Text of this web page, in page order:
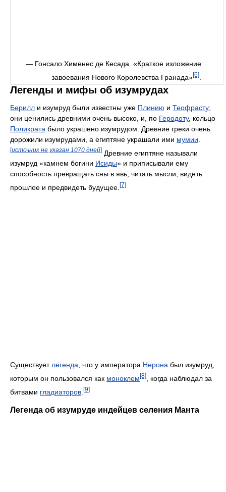
— Гонсало Хименес де Кесада. «Краткое изложение
завоевания Нового Королевства Гранада»[6]
Легенды и мифы об изумрудах
Берилл и изумруд были известны уже Плинию и Теофрасту;
они ценились древними очень высоко, и, по Геродоту, кольцо
Поликрата было украшено изумрудом. Древние греки очень
дорожили изумрудами, а египтяне украшали ими мумии
[источник не указан 1070 дней] Древние египтяне называли
изумруд «камнем богини Исиды» и приписывали ему
способность превращать сны в явь, читать мысли, видеть
прошлое и предвидеть будущее. [7]
Существует легенда , что у императора Нерона был изумруд,
которым он пользовался как моноклем[8]
, когда наблюдал за
битвами гладиаторов [9]
Легенда об изумруде индейцев селения Манта